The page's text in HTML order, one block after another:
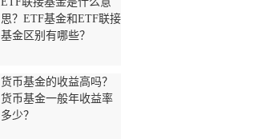
思？ETF基金和ETF联接
基金区别有哪些？
货币基金的收益高吗？
货币基金一般年收益率
多少？